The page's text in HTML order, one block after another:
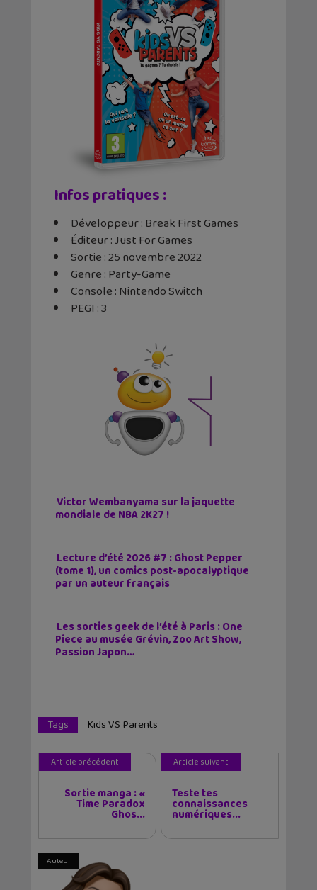
Infos pratiques :
Développeur : Break First Games
Éditeur : Just For Games
Sortie : 25 novembre 2022
Genre : Party-Game
Console : Nintendo Switch
PEGI : 3
Victor Wembanyama sur la jaquette
mondiale de NBA 2K27 !
Lecture d’été 2026 #7 : Ghost Pepper
(tome 1), un comics post-apocalyptique
par un auteur français
Les sorties geek de l’été à Paris : One
Piece au musée Grévin, Zoo Art Show,
Passion Japon…
Tags Kids VS Parents
Article précédent
Sortie manga : «
Time Paradox
Ghos...
Article suivant
Teste tes
connaissances
numériques...
Auteur